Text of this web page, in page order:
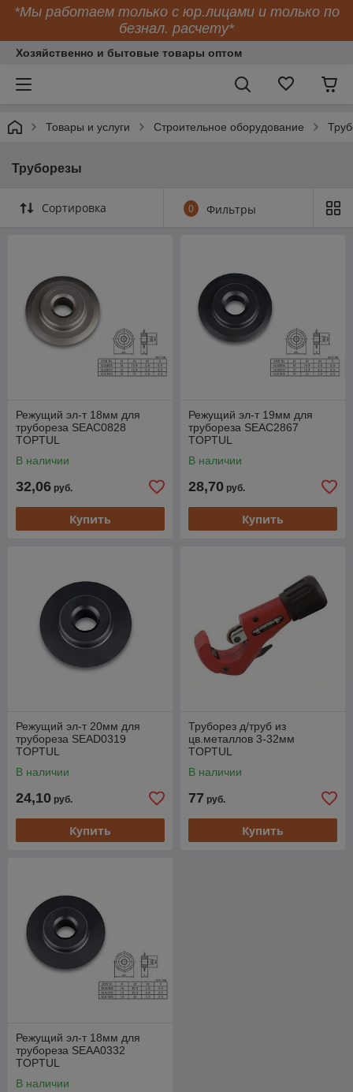
*Мы работаем только с юр.лицами и только по
безнал. расчету*
Хозяйственно и бытовые товары оптом
Товары и услуги Строительное оборудование
Труборезы
Сортировка 0 Фильтры
Режущий эл-т 18мм для
трубореза SEAC0828
TOPTUL
В наличии
32,06 руб.
Купить
Режущий эл-т 19мм для
трубореза SEAC2867
TOPTUL
В наличии
28,70 руб.
Купить
Режущий эл-т 20мм для
трубореза SEAD0319
TOPTUL
В наличии
24,10 руб.
Купить
Труборез д/труб из
цв.металлов 3-32мм
TOPTUL
В наличии
77 руб.
Купить
Режущий эл-т 18мм для
трубореза SEAA0332
TOPTUL
В наличии